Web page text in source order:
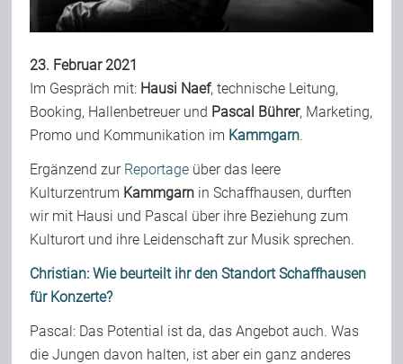
Kontakt
Team
Join Us
Support Us
Playlisten
23. Februar 2021
Im Gespräch mit: Hausi Naef, technische Leitung,
Booking, Hallenbetreuer und Pascal Bührer, Marketing,
Promo und Kommunikation im Kammgarn.
Ergänzend zur Reportage über das leere
Kulturzentrum Kammgarn in Schaffhausen, durften
wir mit Hausi und Pascal über ihre Beziehung zum
Kulturort und ihre Leidenschaft zur Musik sprechen.
Christian: Wie beurteilt ihr den Standort Schaffhausen
für Konzerte?
Pascal: Das Potential ist da, das Angebot auch. Was
die Jungen davon halten, ist aber ein ganz anderes